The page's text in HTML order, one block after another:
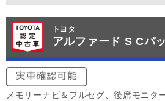
トヨタ
アルファード S Cパ
メモリーナビ＆フルセグ、後席モニタ